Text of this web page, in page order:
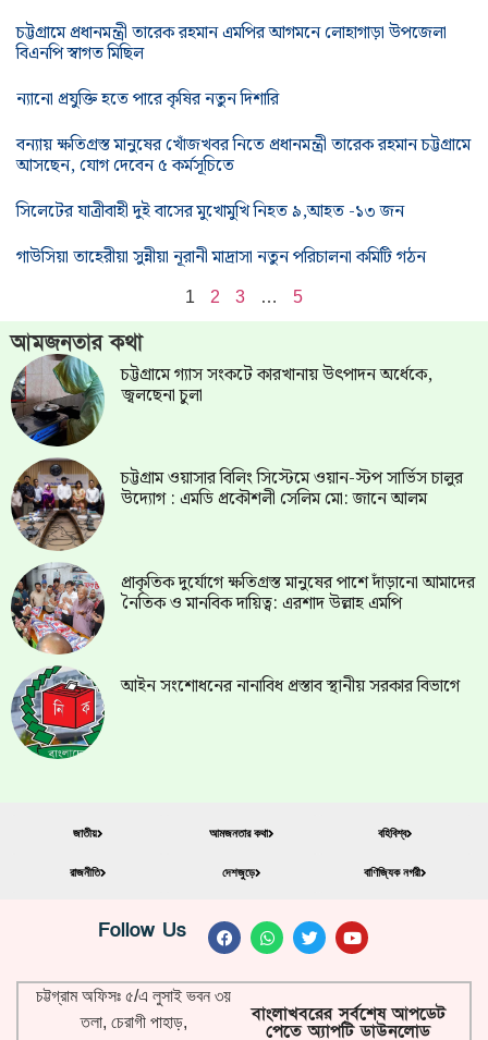
চট্টগ্রামে প্রধানমন্ত্রী তারেক রহমান এমপির আগমনে লোহাগাড়া উপজেলা
বিএনপি স্বাগত মিছিল
ন্যানো প্রযুক্তি হতে পারে কৃষির নতুন দিশারি
বন্যায় ক্ষতিগ্রস্ত মানুষের খোঁজখবর নিতে প্রধানমন্ত্রী তারেক রহমান চট্টগ্রামে
আসছেন, যোগ দেবেন ৫ কর্মসূচিতে
সিলেটের যাত্রীবাহী দুই বাসের মুখোমুখি নিহত ৯,আহত -১৩ জন
গাউসিয়া তাহেরীয়া সুন্নীয়া নূরানী মাদ্রাসা নতুন পরিচালনা কমিটি গঠন
1 2 3 … 5
আমজনতার কথা
চট্টগ্রামে গ্যাস সংকটে কারখানায় উৎপাদন অর্ধেকে,
জ্বলছেনা চুলা
চট্টগ্রাম ওয়াসার বিলিং সিস্টেমে ওয়ান-স্টপ সার্ভিস চালুর
উদ্যোগ : এমডি প্রকৌশলী সেলিম মো: জানে আলম
প্রাকৃতিক দুর্যোগে ক্ষতিগ্রস্ত মানুষের পাশে দাঁড়ানো আমাদের
নৈতিক ও মানবিক দায়িত্ব: এরশাদ উল্লাহ এমপি
আইন সংশোধনের নানাবিধ প্রস্তাব স্থানীয় সরকার বিভাগে
জাতীয়
রাজনীতি
আমজনতার কথা
দেশজুড়ে
বহিবিশ্ব
বাণিজ্যিক নগরী
Follow Us
চট্টগ্রাম অফিসঃ ৫/এ লুসাই ভবন ৩য়
তলা, চেরাগী পাহাড়,
বাংলাখবরের সর্বশেষ আপডেট
পেতে অ্যাপটি ডাউনলোড